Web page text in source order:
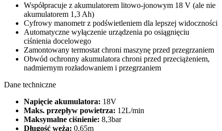
Współpracuje z akumulatorem litowo-jonowym 18 V (ale nie
akumulatorem 1,3 Ah)
Cyfrowy manometr z podświetleniem dla lepszej widoczności
Automatyczne wyłączenie urządzenia po osiągnięciu
ciśnienia docelowego
Zamontowany termostat chroni maszynę przed przegrzaniem
Obwód ochronny akumulatora chroni przed przeciążeniem,
nadmiernym rozładowaniem i przegrzaniem
Dane techniczne
Napięcie akumulatora: 18V
Maks. przepływ powietrza: 12L/min
Maksymalne ciśnienie: 8,3bar
Długość węża: 0,65m